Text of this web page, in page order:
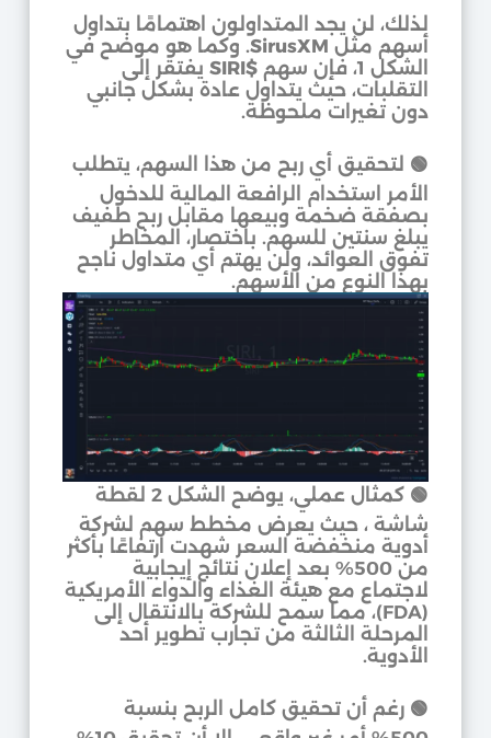
لذلك، لن يجد المتداولون اهتمامًا بتداول
أسهم مثل SirusXM. وكما هو موضح في
الشكل 1، فإن سهم
$SIRI
يفتقر إلى
التقلبات، حيث يتداول عادة بشكل جانبي
دون تغيرات ملحوظة.
🟢 لتحقيق أي ربح من هذا السهم، يتطلب
الأمر استخدام الرافعة المالية للدخول
بصفقة ضخمة وبيعها مقابل ربح طفيف
يبلغ سنتين للسهم. باختصار، المخاطر
تفوق العوائد، ولن يهتم أي متداول ناجح
بهذا النوع من الأسهم.
🟢 كمثال عملي، يوضح الشكل 2 لقطة
شاشة ، حيث يعرض مخطط سهم لشركة
أدوية منخفضة السعر شهدت ارتفاعًا بأكثر
من 500% بعد إعلان نتائج إيجابية
لاجتماع مع هيئة الغذاء والدواء الأمريكية
(FDA)، مما سمح للشركة بالانتقال إلى
المرحلة الثالثة من تجارب تطوير أحد
الأدوية.
🟢 رغم أن تحقيق كامل الربح بنسبة